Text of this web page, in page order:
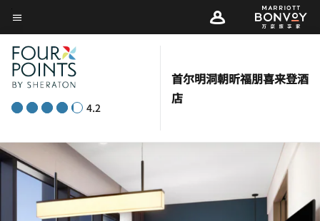
Skip
to
main
content
菜单文本
4.2
首尔明洞朝昕福朋喜来登酒
店